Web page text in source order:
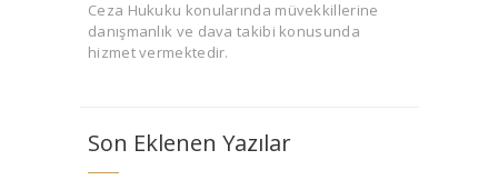
Ceza Hukuku konularında müvekkillerine
danışmanlık ve dava takibi konusunda
hizmet vermektedir.
Son Eklenen Yazılar